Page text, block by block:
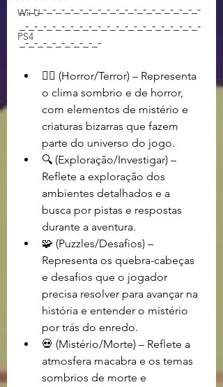
Wii U
PS4
_-_-_-_-_-_-_-_-_-_-_-_-_-_-_-_-_-_-_-_-
_-_-_-_-_-_-_-_-_-_-_-_-_-_-_-_-_-_-_-_-
_-_-_-_-_-_-_-_-_-
🧟‍♂️ (Horror/Terror) – Representa
o clima sombrio e de horror,
com elementos de mistério e
criaturas bizarras que fazem
parte do universo do jogo.
🔍 (Exploração/Investigar) –
Reflete a exploração dos
ambientes detalhados e a
busca por pistas e respostas
durante a aventura.
🧩 (Puzzles/Desafios) –
Representa os quebra-cabeças
e desafios que o jogador
precisa resolver para avançar na
história e entender o mistério
por trás do enredo.
💀 (Mistério/Morte) – Reflete a
atmosfera macabra e os temas
sombrios de morte e